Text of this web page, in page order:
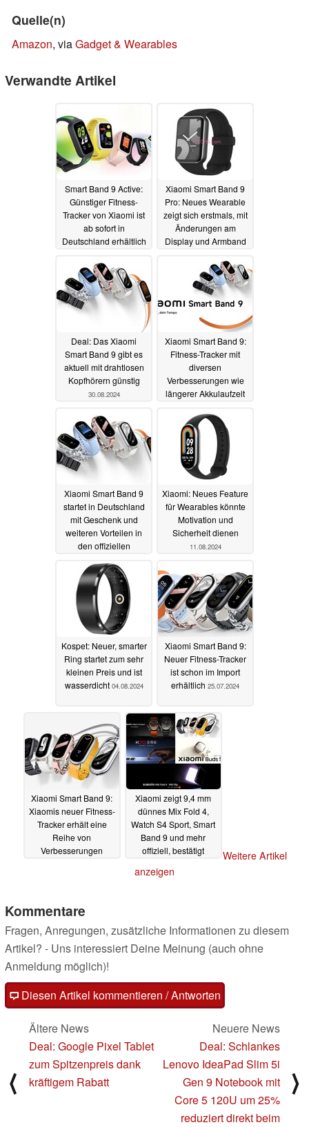
Quelle(n)
Amazon, viaGadget & Wearables
Verwandte Artikel
Smart Band 9 Active:
Günstiger Fitness-
Tracker von Xiaomi ist
ab sofort in
Deutschland erhältlich
Xiaomi Smart Band 9
Pro: Neues Wearable
zeigt sich erstmals, mit
Änderungen am
Display und Armband
Deal: Das Xiaomi
Smart Band 9 gibt es
aktuell mit drahtlosen
Kopfhörern günstig
30.08.2024
Xiaomi Smart Band 9:
Fitness-Tracker mit
diversen
Verbesserungen wie
längerer Akkulaufzeit
16.08.2024
Xiaomi Smart Band 9
startet in Deutschland
mit Geschenk und
weiteren Vorteilen in
den offiziellen
Xiaomi: Neues Feature
für Wearables könnte
Motivation und
Sicherheit dienen
11.08.2024
Kospet: Neuer, smarter
Ring startet zum sehr
kleinen Preis und ist
wasserdicht 04.08.2024
Xiaomi Smart Band 9:
Neuer Fitness-Tracker
ist schon im Import
erhältlich 25.07.2024
Xiaomi Smart Band 9:
Xiaomis neuer Fitness-
Tracker erhält eine
Reihe von
Verbesserungen
Xiaomi zeigt 9,4 mm
dünnes Mix Fold 4,
Watch S4 Sport, Smart
Band 9 und mehr
offiziell, bestätigt
Weitere Artikel
anzeigen
Kommentare
Fragen, Anregungen, zusätzliche Informationen zu diesem
Artikel? - Uns interessiert Deine Meinung (auch ohne
Anmeldung möglich)!
Diesen Artikel kommentieren / Antworten
⟨
Ältere News
Deal: Google Pixel Tablet
zum Spitzenpreis dank
kräftigem Rabatt
Neuere News
Deal: Schlankes
Lenovo IdeaPad Slim 5i
Gen 9 Notebook mit
Core 5 120U um 25%
reduziert direkt beim
⟩